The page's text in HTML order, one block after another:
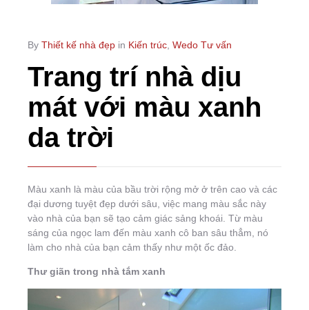
By Thiết kế nhà đẹp in Kiến trúc Wedo Tư vấn
Trang trí nhà dịu
mát với màu xanh
da trời
Màu xanh là màu của bầu trời rộng mở ở trên cao và các
đại dương tuyệt đẹp dưới sâu, việc mang màu sắc này
vào nhà của bạn sẽ tạo cảm giác sảng khoái. Từ màu
sáng của ngọc lam đến màu xanh cô ban sâu thẳm, nó
làm cho nhà của bạn cảm thấy như một ốc đảo.
Thư giãn trong nhà tắm xanh